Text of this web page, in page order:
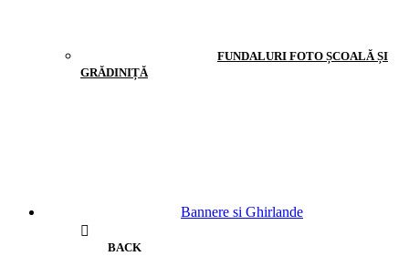
FUNDALURI FOTO ȘCOALĂ ȘI
GRĂDINIȚĂ
Bannere si Ghirlande
BACK